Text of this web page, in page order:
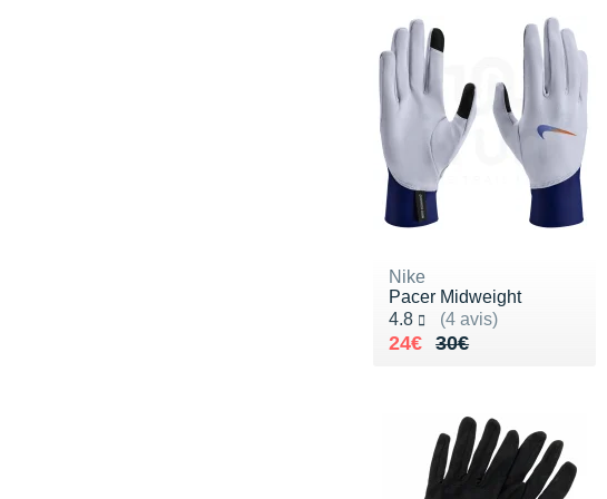
Nike
Pacer Midweight
4.8
(4 avis)
Noté 4.8 sur 5
30€
Au lieu de 30€
24€
Vendu 24€